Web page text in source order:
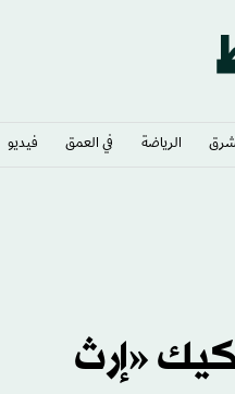
الرياضة في العمق فيديو
«إرث